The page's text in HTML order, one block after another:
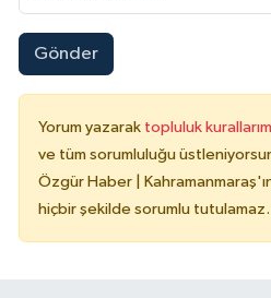
Gönder
Yorum yazarak topluluk
ve tüm sorumluluğu
Özgür Haber |
hiçbir şekilde sorumlu tutulamaz.